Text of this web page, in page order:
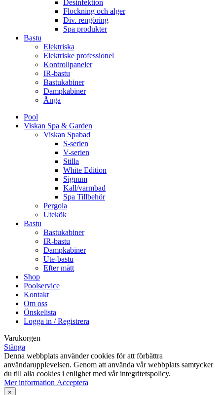
Desinfektion
Flockning och alger
Div. rengöring
Spa produkter
Bastu
Elektriska
Elektriske professionel
Kontrollpaneler
IR-bastu
Bastukabiner
Dampkabiner
Ånga
Pool
Viskan Spa & Garden
Viskan Spabad
S-serien
V-serien
Stilla
White Edition
Signum
Kall/varmbad
Spa Tillbehör
Pergola
Utekök
Bastu
Bastukabiner
IR-bastu
Dampkabiner
Ute-bastu
Efter mått
Shop
Poolservice
Kontakt
Om oss
Önskelista
Logga in / Registrera
Varukorgen
Stänga
Denna webbplats använder cookies för att förbättra
användarupplevelsen. Genom att använda vår webbplats samtycker
du till alla cookies i enlighet med vår integritetspolicy.
Mer information Mer
Acceptera
×